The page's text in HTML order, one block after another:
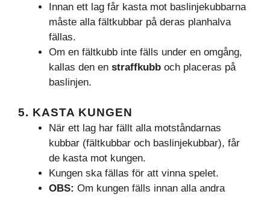
Innan ett lag får kasta mot baslinjekubbarna
måste alla fältkubbar på deras planhalva
fällas.
Om en fältkubb inte fälls under en omgång,
kallas den en straffkubb och placeras på
baslinjen.
5. KASTA KUNGEN
När ett lag har fällt alla motståndarnas
kubbar (fältkubbar och baslinjekubbar), får
de kasta mot kungen.
Kungen ska fällas för att vinna spelet.
OBS: Om kungen fälls innan alla andra